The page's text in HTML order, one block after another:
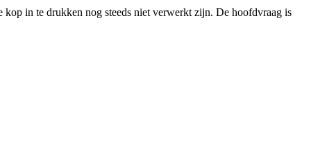
kop in te drukken nog steeds niet verwerkt zijn. De hoofdvraag is